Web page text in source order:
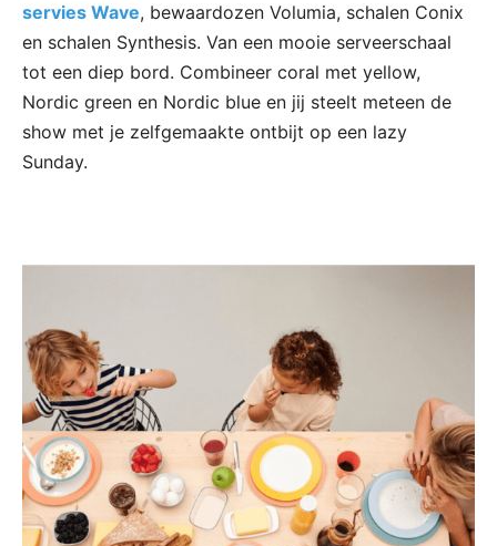
servies Wave, bewaardozen Volumia, schalen Conix
en schalen Synthesis. Van een mooie serveerschaal
tot een diep bord. Combineer coral met yellow,
Nordic green en Nordic blue en jij steelt meteen de
show met je zelfgemaakte ontbijt op een lazy
Sunday.